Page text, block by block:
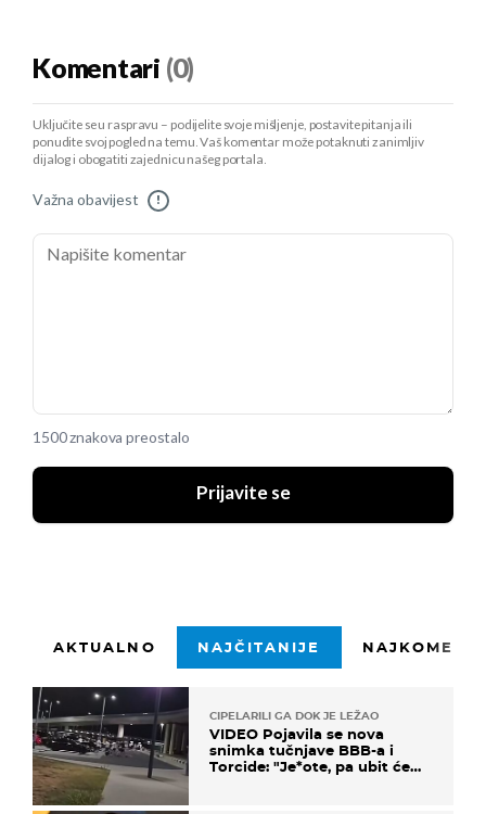
Komentari (0)
Uključite se u raspravu – podijelite svoje mišljenje, postavite pitanja ili
ponudite svoj pogled na temu. Vaš komentar može potaknuti zanimljiv
dijalog i obogatiti zajednicu našeg portala.
Važna obavijest !
1500 znakova preostalo
Prijavite se
AKTUALNO NAJČITANIJE
CIPELARILI GA DOK JE LEŽAO
VIDEO Pojavila se nova
snimka tučnjave BBB-a i
Torcide: "Je*ote, pa ubit će